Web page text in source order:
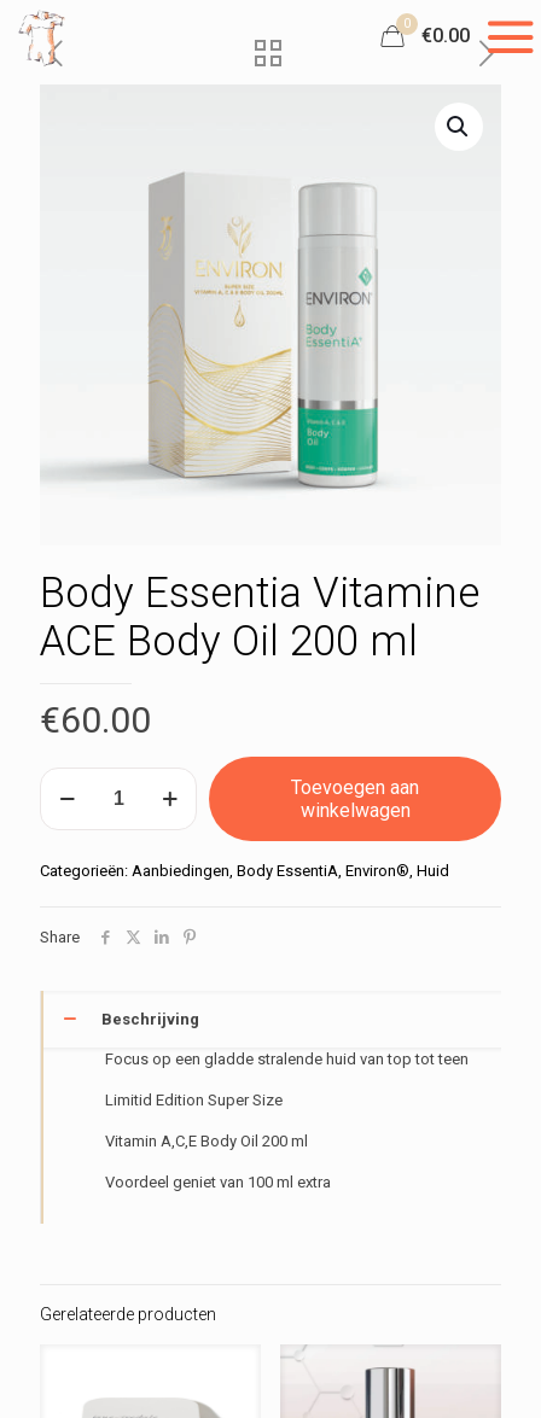
0
€0.00
Body Essentia Vitamine
ACE Body Oil 200 ml
€60.00
Body
Essentia
Vitamine
Body
ml
Toevoegen aan
winkelwagen
Categorieën: Aanbiedingen, Body EssentiA, Environ®, Huid
Share
Beschrijving
Focus op een gladde stralende huid van top tot teen
Limitid Edition Super Size
Vitamin A,C,E Body Oil 200 ml
Voordeel geniet van 100 ml extra
Gerelateerde producten